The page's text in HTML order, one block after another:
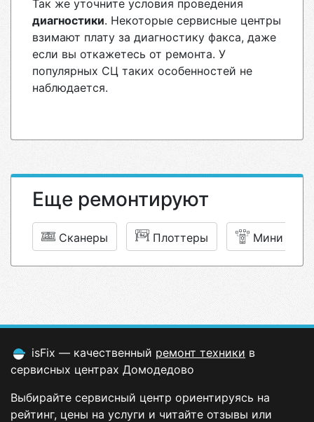
Так же уточните условия проведения
диагностики. Некоторые сервисные центры
взимают плату за диагностику факса, даже
если вы откажетесь от ремонта. У
популярных СЦ таких особенностей не
наблюдается.
Еще ремонтируют
Сканеры Плоттеры Мини АТС
isFix — качественный ремонт техники в
сервисных центрах Домодедово
Выбирайте сервисный центр ориентируясь на
рейтинг, цены на услуги и читайте отзывы или